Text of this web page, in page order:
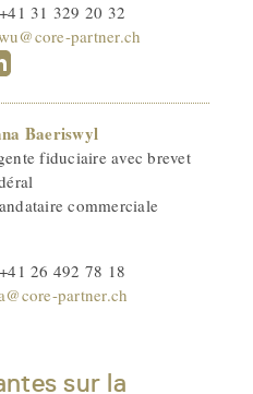
31 329 20 32
partner.ch
Baeriswyl
fiduciaire avec brevet
commerciale
26 492 78 18
partner.ch
sur la